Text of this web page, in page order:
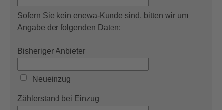
Sofern Sie kein enewa-Kunde sind, bitten wir um
Angabe der folgenden Daten:
Bisheriger Anbieter
Neueinzug
Zählerstand bei Einzug